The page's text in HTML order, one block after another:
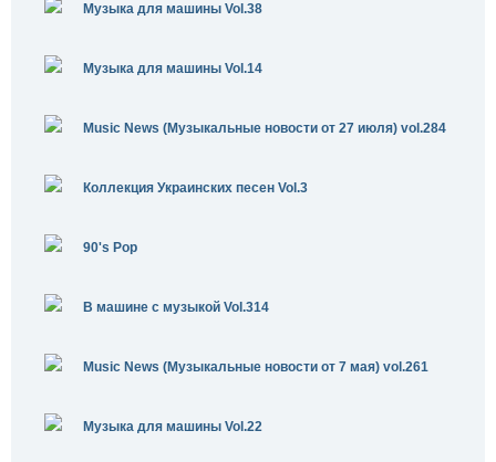
Музыка для машины Vol.38
Музыка для машины Vol.14
Music News (Музыкальные новости от 27 июля) vol.284
Коллекция Украинских песен Vol.3
90's Pop
В машине с музыкой Vol.314
Music News (Музыкальные новости от 7 мая) vol.261
Музыка для машины Vol.22